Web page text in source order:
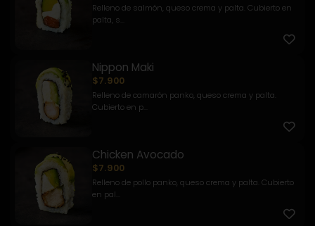
Relleno de salmón, queso crema y palta. Cubierto en
palta, s...
Nippon Maki
$7.900
Relleno de camarón panko, queso crema y palta.
Cubierto en p...
Chicken Avocado
$7.900
Relleno de pollo panko, queso crema y palta. Cubierto
en pal...